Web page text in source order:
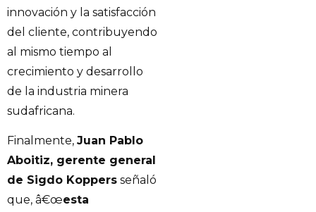
innovación y la satisfacción
del cliente, contribuyendo
al mismo tiempo al
crecimiento y desarrollo
de la industria minera
sudafricana.
Finalmente, Juan Pablo
Aboitiz, gerente general
de Sigdo Koppers señaló
que, â€œesta